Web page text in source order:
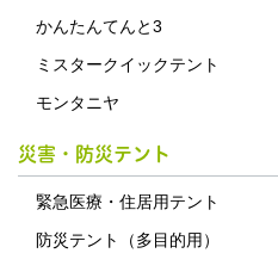
かんたんてんと3
ミスタークイックテント
モンタニヤ
災害・防災テント
緊急医療・住居用テント
防災テント（多目的用）